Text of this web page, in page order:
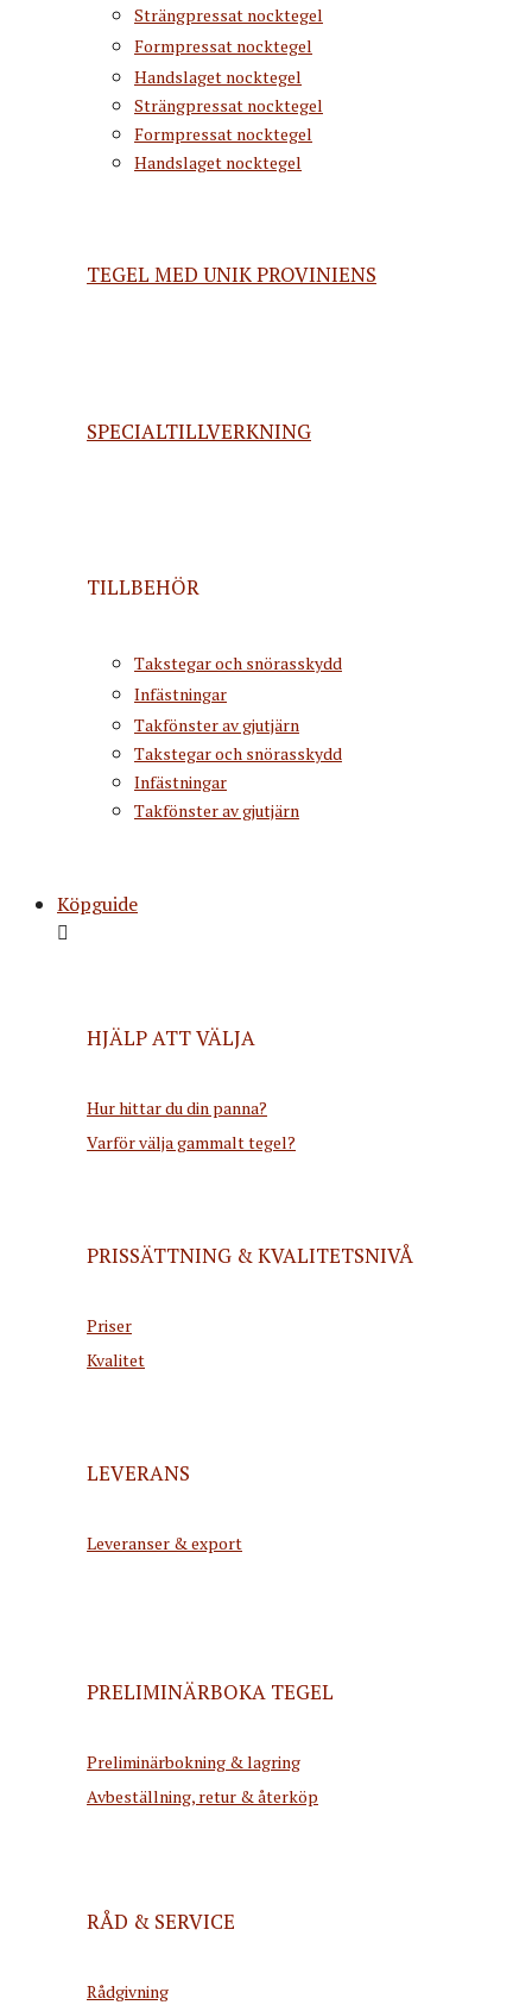
Strängpressat nocktegel
Formpressat nocktegel
Handslaget nocktegel
Strängpressat nocktegel
Formpressat nocktegel
Handslaget nocktegel
TEGEL MED UNIK PROVINIENS
SPECIALTILLVERKNING
TILLBEHÖR
Takstegar och snörasskydd
Infästningar
Takfönster av gjutjärn
Takstegar och snörasskydd
Infästningar
Takfönster av gjutjärn
Köpguide
HJÄLP ATT VÄLJA
Hur hittar du din panna?
Varför välja gammalt tegel?
PRISSÄTTNING & KVALITETSNIVÅ
Priser
Kvalitet
LEVERANS
Leveranser & export
PRELIMINÄRBOKA TEGEL
Preliminärbokning & lagring
Avbeställning, retur & återköp
RÅD & SERVICE
Rådgivning